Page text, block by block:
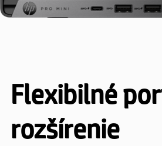
Flexibilné
rozšírenie